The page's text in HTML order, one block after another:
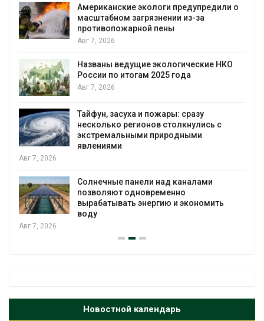
Панамский канал вновь ограничивает
загрузку судов из-за дефицита пресной
воды
Авг 6, 2026
В китайской провинции Шэньси из-за
паводков эвакуировали более 140 тыс.
человек
МЕГА и ВкусВилл установили
экообменники для сбора вторсырья
Авг 6, 2026
воду из воздуха с помощью ветра
Авг 6, 2026
Новостной календарь